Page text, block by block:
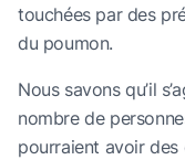
touchées par des
du poumon.
Nous savons qu’il
nombre de
pourraient avoir